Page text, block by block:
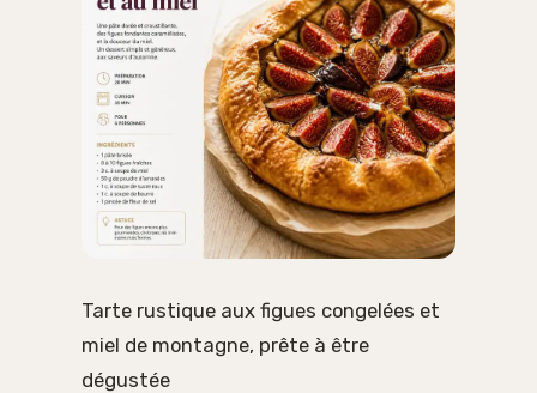
Tarte rustique aux figues congelées et
miel de montagne, prête à être
dégustée